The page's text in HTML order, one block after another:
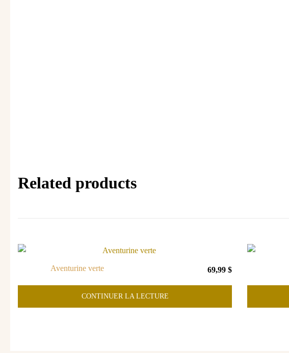
Related products
Aventurine verte 69,99 $
CONTINUER LA LECTURE